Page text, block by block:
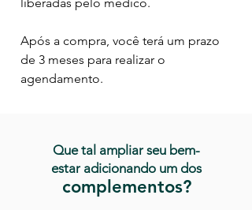
Após a compra, você terá um prazo
de 3 meses para realizar o
agendamento.
Que tal ampliar seu bem-
estar adicionando um dos
complementos?